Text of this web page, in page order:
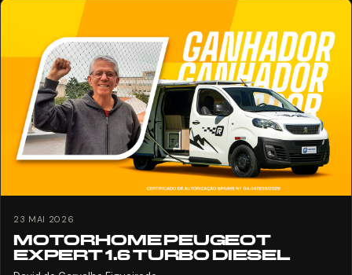
23 MAI 2026
MOTORHOME PEUGEOT
EXPERT 1.6 TURBO DIESEL